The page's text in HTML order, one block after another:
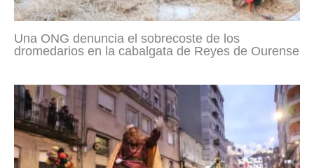
Una ONG denuncia el sobrecoste de los
dromedarios en la cabalgata de Reyes de Ourense